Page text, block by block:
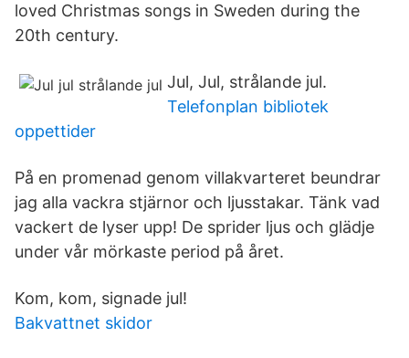
loved Christmas songs in Sweden during the
20th century.
Jul, Jul, strålande jul.
Telefonplan bibliotek
oppettider
På en promenad genom villakvarteret beundrar
jag alla vackra stjärnor och ljusstakar. Tänk vad
vackert de lyser upp! De sprider ljus och glädje
under vår mörkaste period på året.
Kom, kom, signade jul!
Bakvattnet skidor